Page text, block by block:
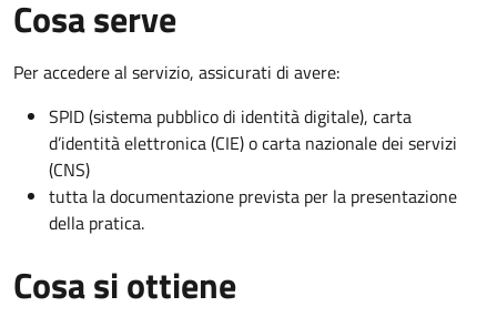
Cosa serve
Per accedere al servizio, assicurati di avere:
SPID (sistema pubblico di identità digitale), carta
d’identità elettronica (CIE) o carta nazionale dei servizi
(CNS)
tutta la documentazione prevista per la presentazione
della pratica.
Cosa si ottiene